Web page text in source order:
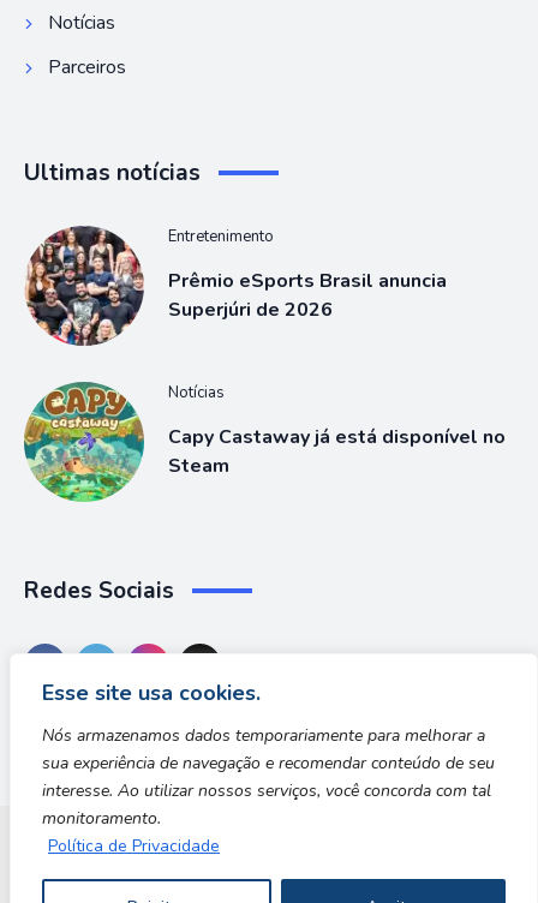
Esse site usa cookies.
Nós armazenamos dados temporariamente para melhorar a
sua experiência de navegação e recomendar conteúdo de seu
interesse. Ao utilizar nossos serviços, você concorda com tal
monitoramento.
Política de Privacidade
Notícias
Parceiros
Ultimas notícias
Entretenimento
Prêmio eSports Brasil anuncia
Superjúri de 2026
Notícias
Capy Castaway já está disponível no
Steam
Redes Sociais